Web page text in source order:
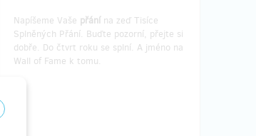
Napíšeme Vaše přání na zeď Tisíce
Splněných Přání. Buďte pozorní, přejte si
dobře. Do čtvrt roku se splní. A jméno na
Wall of Fame k tomu.